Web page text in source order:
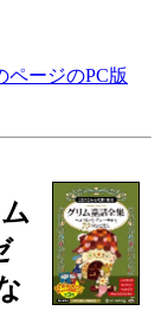
ページのPC版